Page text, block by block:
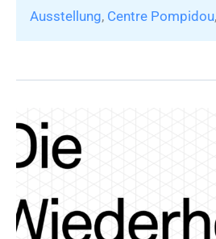
Centre Pompidou‑Metz
Ausstellung, Centre Pompidou,